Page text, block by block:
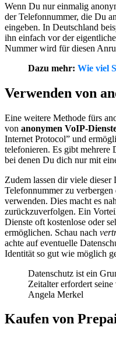
Wenn Du nur einmalig
der Telefonnummer, die Du
eingeben. In Deutschland
ihn einfach vor der
Nummer wird für diesen
Dazu mehr: Wie viel
Verwenden von
Eine weitere Methode fürs
von anonymen VoIP-
Internet Protocol” und
telefonieren. Es gibt mehrere
bei denen Du dich nur mit
Zudem lassen dir viele
Telefonnummer zu
verwenden. Dies macht es
zurückzuverfolgen. Ein
Dienste oft kostenlose oder
ermöglichen. Schau nach
achte auf eventuelle
Identität so gut wie möglich
Datenschutz ist ein
Zeitalter erfordert
Angela Merkel
Kaufen von